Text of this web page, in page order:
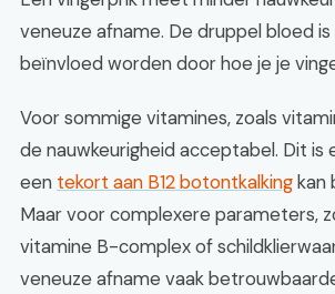
veneuze afname. De druppel bloed is
beïnvloed worden door hoe je je
Voor sommige vitamines, zoals
de nauwkeurigheid acceptabel. Dit is
een tekort aan B12 botontkalkingkan
Maar voor complexere parameters,
vitamine B-complex of
veneuze afname vaak